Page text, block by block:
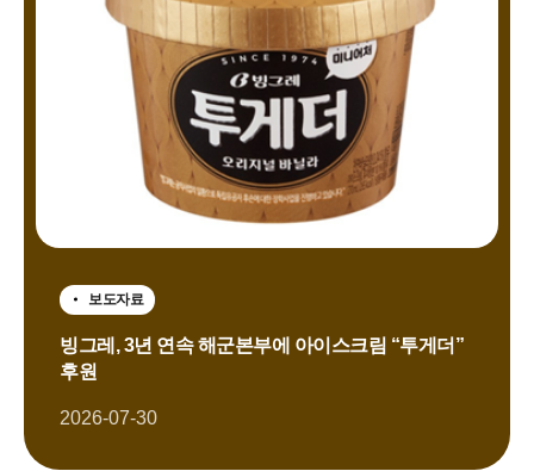
보도자료
빙그레, 3년 연속 해군본부에 아이스크림 “투게더”
후원
2026-07-30